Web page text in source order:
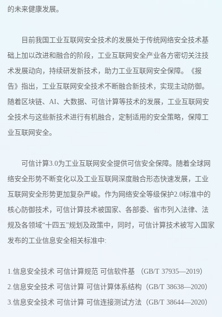
的未来健康发展。
目前我国工业互联网安全技术的发展处于传统网络安全技术基
础上加以改进和融合的阶段，工业互联网安全产业各方密切关注技
术发展动向，持续研发新技术，助力工业互联网安全保障。《报
告》指出，工业互联网安全技术不断融合新技术，实现主动防御。
随着区块链、AI、大数据、可信计算等技术的发展，工业互联网安
全技术与这些新技术进行有机融合，定制适用的安全策略，保障工
业互联网安全。
可信计算3.0为工业互联网安全提供可信安全保障。随着全球网
络安全形势不断变化以及工业互联网深度融合形态快速发展，工业
互联网安全形势更加复杂严峻。作为网络安全等级保护2.0标准中的
核心防御技术，可信计算技术被国家、各部委、省市列入法律、法
规及各领域“十四五”规划及政策中，同时，可信计算技术被写入国家
发布的工业信息安全相关标准中:
1.信息安全技术 可信计算规范 可信软件基 （GB/T 37935—2019）
2.信息安全技术 可信计算 可信计算体系结构（GB/T 38638—2020）
3.信息安全技术 可信计算 可信连接测试方法（GB/T 38644—2020）